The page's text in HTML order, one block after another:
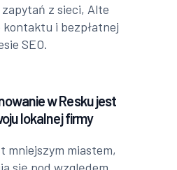
z sieci, Alte
kontaktu i bezpłatnej
SEO.
w Resku jest
lokalnej firmy
mniejszym miastem,